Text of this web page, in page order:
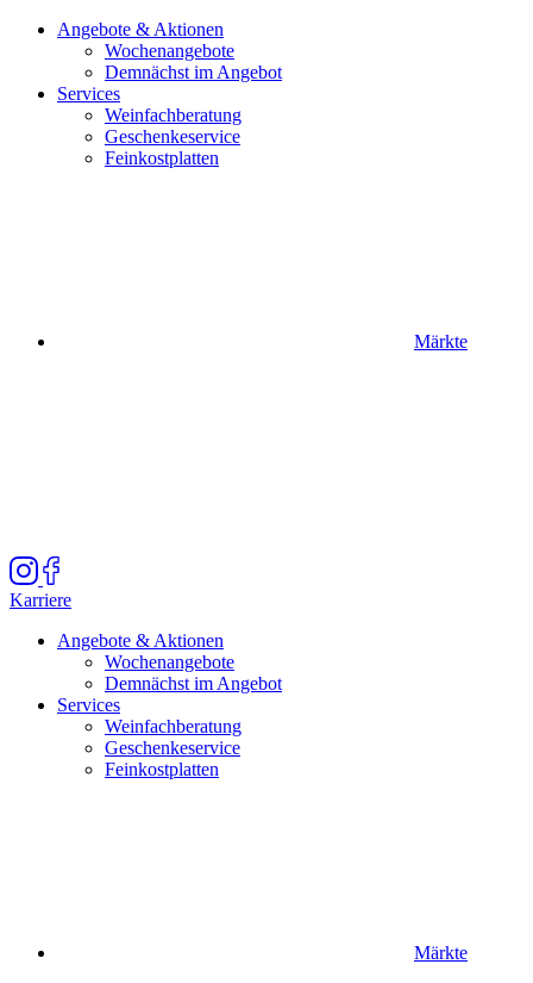
Angebote & Aktionen
Wochenangebote
Demnächst im Angebot
Services
Weinfachberatung
Geschenkeservice
Feinkostplatten
Märkte
Karriere
Angebote & Aktionen
Wochenangebote
Demnächst im Angebot
Services
Weinfachberatung
Geschenkeservice
Feinkostplatten
Märkte